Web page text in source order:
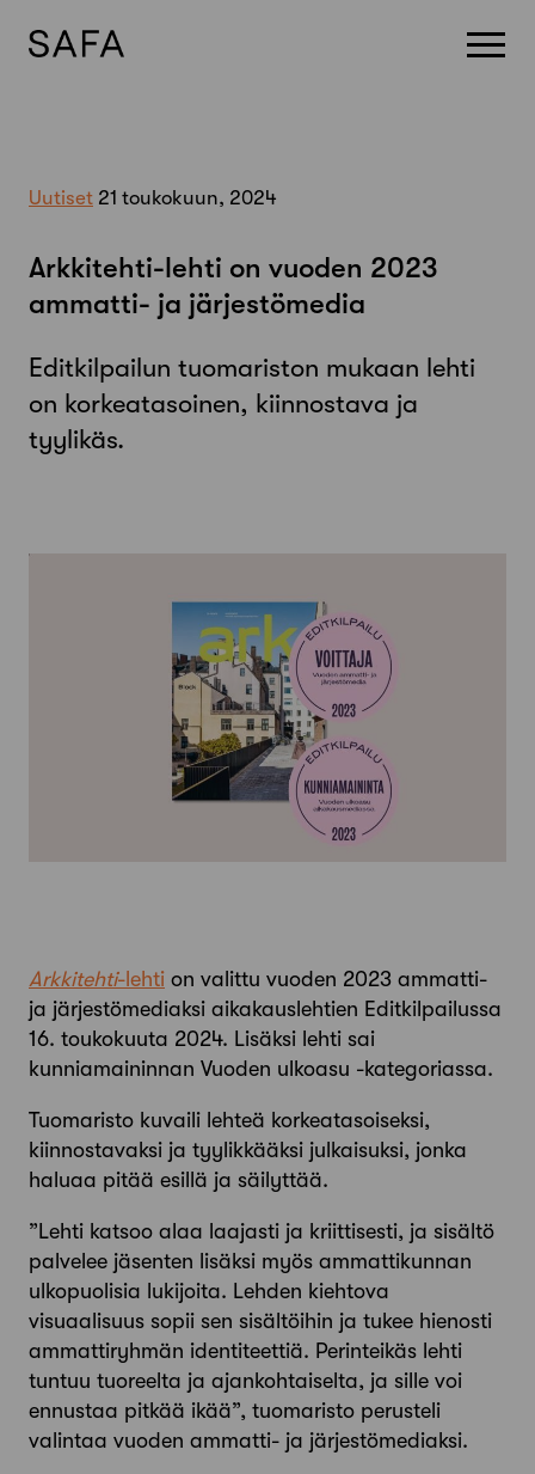
Uutiset 21 toukokuun, 2024
Arkkitehti-lehti on vuoden 2023
ammatti- ja järjestömedia
Editkilpailun tuomariston mukaan lehti
on korkeatasoinen, kiinnostava ja
tyylikäs.
Arkkitehti-lehti on valittu vuoden 2023 ammatti-
ja järjestömediaksi aikakauslehtien Editkilpailussa
16. toukokuuta 2024. Lisäksi lehti sai
kunniamaininnan Vuoden ulkoasu -kategoriassa.
Tuomaristo kuvaili lehteä korkeatasoiseksi,
kiinnostavaksi ja tyylikkääksi julkaisuksi, jonka
haluaa pitää esillä ja säilyttää.
”Lehti katsoo alaa laajasti ja kriittisesti, ja sisältö
palvelee jäsenten lisäksi myös ammattikunnan
ulkopuolisia lukijoita. Lehden kiehtova
visuaalisuus sopii sen sisältöihin ja tukee hienosti
ammattiryhmän identiteettiä. Perinteikäs lehti
tuntuu tuoreelta ja ajankohtaiselta, ja sille voi
ennustaa pitkää ikää”, tuomaristo perusteli
valintaa vuoden ammatti- ja järjestömediaksi.